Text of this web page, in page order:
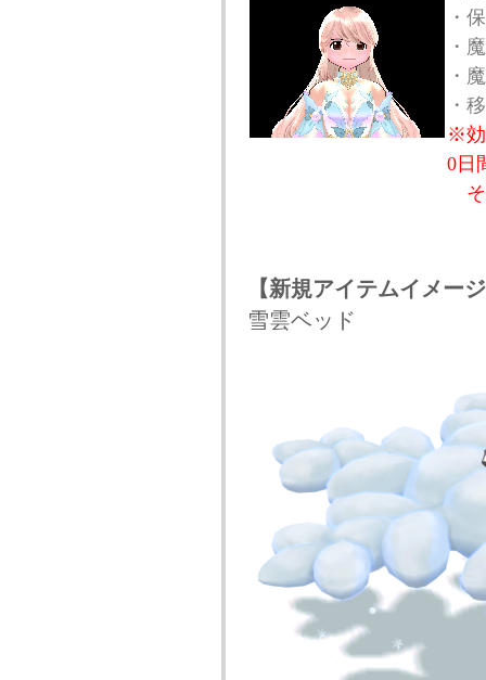
・
・
・
・
※効
0日
そ
【新規アイテムイメー
雪雲ベッド